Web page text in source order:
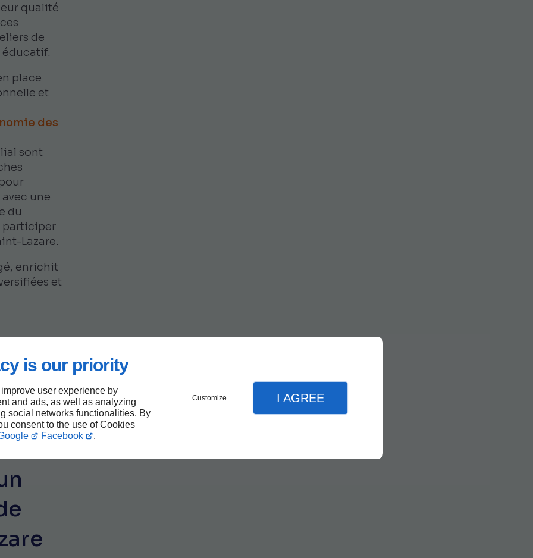
is our priority
user experience by
and ads, as well as analyzing
social networks functionalities. By
consent to the use of Cookies
Facebook .
Customize I AGREE
qualité
de
éducatif.
place
et
des
sont
une
du
participer
Lazare.
enrichit
et